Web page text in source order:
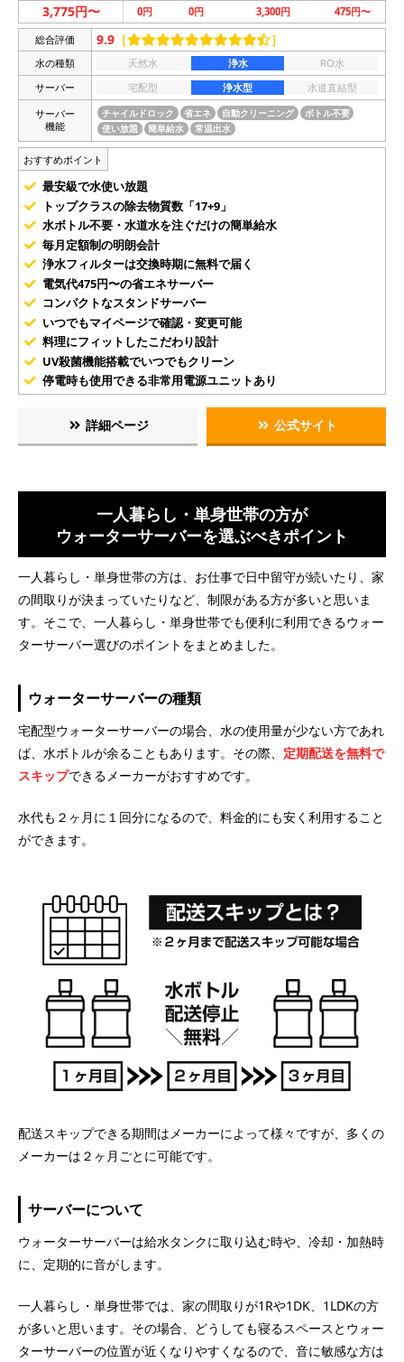
3,775円〜 0円 0円 3,300円 475円〜
総合評価 9.9 ［ ］
水の種類 天然水 浄水
RO水
サーバー
宅配型 浄水型
水道直結型
サーバー
機能
チャイルドロック 省エネ 自動クリーニング
ボトル不要
使い放題
簡単給水 常温出水
おすすめポイント
最安級で水使い放題
トップクラスの除去物質数「17+9」
水ボトル不要・水道水を注ぐだけの簡単給水
毎月定額制の明朗会計
浄水フィルターは交換時期に無料で届く
電気代475円〜の省エネサーバー
コンパクトなスタンドサーバー
いつでもマイページで確認・変更可能
料理にフィットしたこだわり設計
UV殺菌機能搭載でいつでもクリーン
停電時も使用できる非常用電源ユニットあり
詳細ページ 公式サイト
一人暮らし・単身世帯の方が
ウォーターサーバーを選ぶべきポイント
一人暮らし・単身世帯の方は、お仕事で日中留守が続いたり、家
の間取りが決まっていたりなど、制限がある方が多いと思いま
す。そこで、一人暮らし・単身世帯でも便利に利用できるウォー
ターサーバー選びのポイントをまとめました。
ウォーターサーバーの種類
宅配型ウォーターサーバーの場合、水の使用量が少ない方であれ
ば、水ボトルが余ることもあります。その際、 定期配送を無料で
スキップできるメーカーがおすすめです。
水代も２ヶ月に１回分になるので、料金的にも安く利用すること
ができます。
配送スキップできる期間はメーカーによって様々ですが、多くの
メーカーは２ヶ月ごとに可能です。
サーバーについて
ウォーターサーバーは給水タンクに取り込む時や、冷却・加熱時
に、定期的に音がします。
一人暮らし・単身世帯では、家の間取りが1Rや1DK、1LDKの方
が多いと思います。その場合、どうしても寝るスペースとウォー
ターサーバーの位置が近くなりやすくなるので、音に敏感な方は